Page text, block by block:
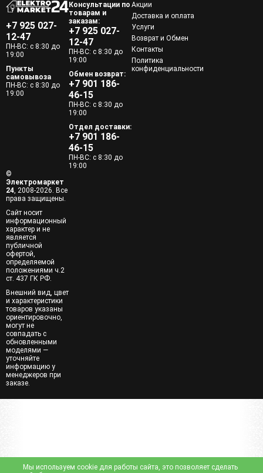
+7 925 027-
12-47
ПН-ВС: с 8:30 до
19:00
Пункты
самовывоза
ПН-ВС: с 8:30 до
19:00
Консультации по
товарам и
заказам:
+7 925 027-
12-47
ПН-ВС: с 8:30 до
19:00
Обмен возврат:
+7 901 186-
46-15
ПН-ВС: с 8:30 до
19:00
Отдел доставки:
+7 901 186-
46-15
ПН-ВС: с 8:30 до
19:00
Акции
Доставка и оплата
Услуги
Возврат и Обмен
Контакты
Политика
конфиденциальности
©
Электромаркет
24, 2008-2026. Все
права защищены.
Сайт носит
информационный
характер и не
является
публичной
офертой,
определяемой
положениями ч.2
ст. 437 ГК РФ.
Внешний вид, цвет
и характеристики
товаров указаны
ориентировочно,
могут не
совпадать с
обновленными
моделями —
уточняйте
информацию у
менеджеров при
заказе.
Мы используем cookie для работы сайта, это позволяет сделать